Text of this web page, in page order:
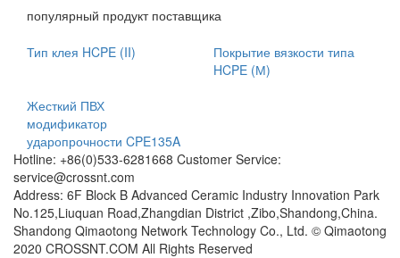
популярный продукт поставщика
Тип клея HCPE (II)
Покрытие вязкости типа
HCPE (М)
Жесткий ПВХ
модификатор
ударопрочности CPE135A
Hotline: +86(0)533-6281668 Customer Service:
service@crossnt.com
Address: 6F Block B Advanced Ceramic Industry Innovation Park
No.125,Liuquan Road,Zhangdian District ,Zibo,Shandong,China.
Shandong Qimaotong Network Technology Co., Ltd. © Qimaotong
2020 CROSSNT.COM All Rights Reserved